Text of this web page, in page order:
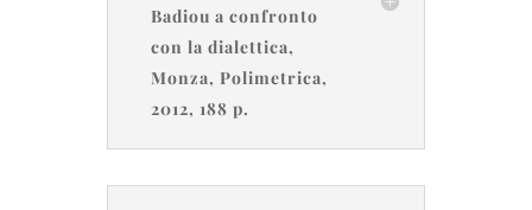
Badiou a confronto
con la dialettica,
Monza, Polimetrica,
2012, 188 p.